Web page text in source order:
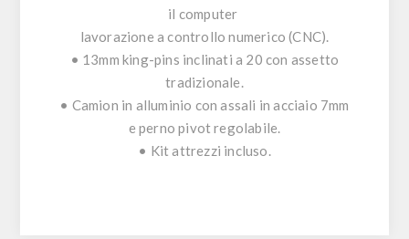
il computer
lavorazione a controllo numerico (CNC).
• 13mm king-pins inclinati a 20 con assetto
tradizionale.
• Camion in alluminio con assali in acciaio 7mm
e perno pivot regolabile.
• Kit attrezzi incluso.